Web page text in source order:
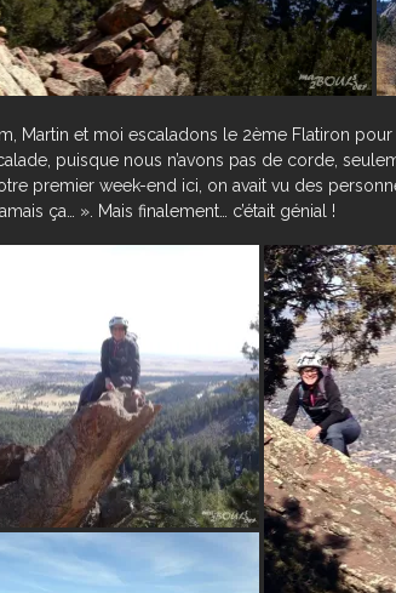
Martin et moi escaladons le 2ème Flatiron
puisque nous n’avons pas de corde,
premier week-end ici, on avait vu des
ça… ». Mais finalement… c’était génial !